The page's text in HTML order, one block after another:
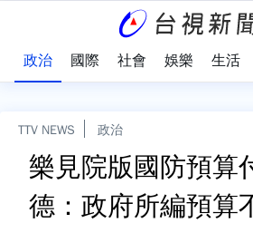
政治 國際 社會 娛樂 生活
TTV NEWS 政治
樂見院版國防預算
德：政府所編預算